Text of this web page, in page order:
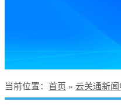
当前位置： 首页 » 云关通新闻